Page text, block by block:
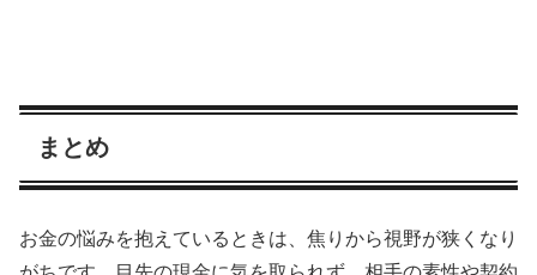
まとめ
お金の悩みを抱えているときは、焦りから視野が狭くなり